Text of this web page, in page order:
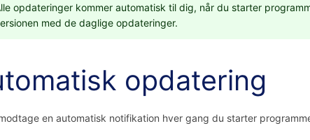
opdateringer kommer automatisk til dig, når du starter
med de daglige opdateringer.
opdatering
en automatisk notifikation hver gang du starter